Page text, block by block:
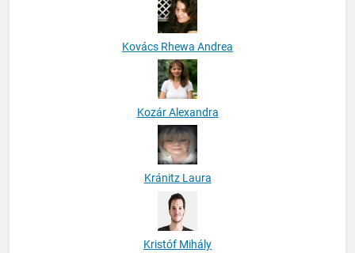
Kovács Rhewa Andrea
Kozár Alexandra
Kránitz Laura
Kristóf Mihály